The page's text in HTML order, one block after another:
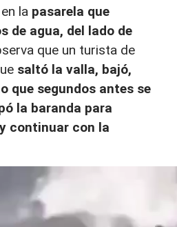
la pasarela que
de agua, del lado de
que un turista de
saltó la valla, bajó,
que segundos antes se
la baranda para
continuar con la